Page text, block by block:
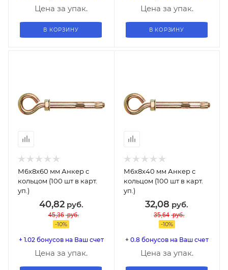
Цена за упак.
В КОРЗИНУ
Цена за упак.
В КОРЗИНУ
М6х8х60 мм Анкер с
кольцом (100 шт в карт.
уп.)
40,82руб.
45,36 руб.
-10%
+ 1.02 бонусов на Ваш счет
Цена за упак.
М6х8х40 мм Анкер с
кольцом (100 шт в карт.
уп.)
32,08 руб.
35,64 руб.
-10%
+ 0.8 бонусов на Ваш счет
Цена за упак.